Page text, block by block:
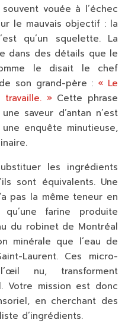
vouée à l’échec
le mauvais objectif : la
qu’un squelette. La
dans des détails que le
le disait le chef
son grand-père : « Le
»Cette phrase
saveur d’antan n’est
enquête minutieuse,
.
les ingrédients
sont équivalents. Une
pas la même teneur en
farine produite
du robinet de Montréal
minérale que l’eau de
Laurent. Ces micro-
nu, transforment
Votre mission est donc
en cherchant des
d’ingrédients.